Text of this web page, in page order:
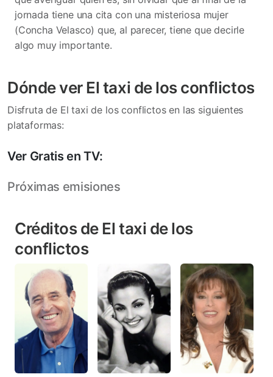
jornada tiene una cita con una misteriosa mujer
(Concha Velasco) que, al parecer, tiene que decirle
algo muy importante.
Dónde ver El taxi de los conflictos
Disfruta de El taxi de los conflictos en las siguientes
plataformas:
Ver Gratis en TV:
Próximas emisiones
Créditos de El taxi de los
conflictos